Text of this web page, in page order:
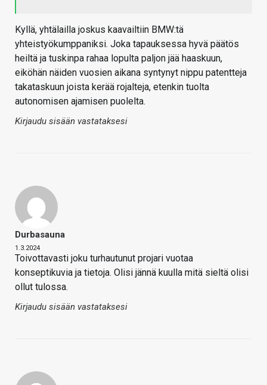
Kyllä, yhtälailla joskus kaavailtiin BMW:tä
yhteistyökumppaniksi. Joka tapauksessa hyvä päätös
heiltä ja tuskinpa rahaa lopulta paljon jää haaskuun,
eiköhän näiden vuosien aikana syntynyt nippu patentteja
takataskuun joista kerää rojalteja, etenkin tuolta
autonomisen ajamisen puolelta.
Kirjaudu sisään vastataksesi
Durbasauna
1.3.2024
Toivottavasti joku turhautunut projari vuotaa
konseptikuvia ja tietoja. Olisi jännä kuulla mitä sieltä olisi
ollut tulossa.
Kirjaudu sisään vastataksesi